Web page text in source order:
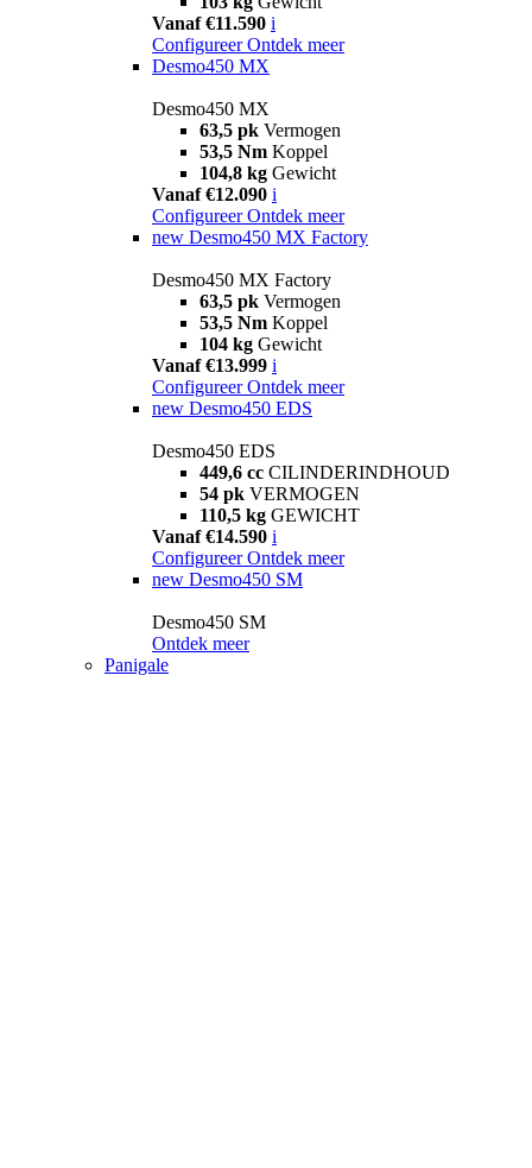
Vanaf €11.590 i
Configureer Ontdek meer
Desmo450 MX
Desmo450 MX
63,5 pk Vermogen
53,5 Nm Koppel
104,8 kg Gewicht
Vanaf €12.090 i
Configureer Ontdek meer
new Desmo450 MX Factory
Desmo450 MX Factory
63,5 pk Vermogen
53,5 Nm Koppel
104 kg Gewicht
Vanaf €13.999 i
Configureer Ontdek meer
new Desmo450 EDS
Desmo450 EDS
449,6 cc CILINDERINDHOUD
54 pk VERMOGEN
110,5 kg GEWICHT
Vanaf €14.590 i
Configureer Ontdek meer
new Desmo450 SM
Desmo450 SM
Ontdek meer
Panigale